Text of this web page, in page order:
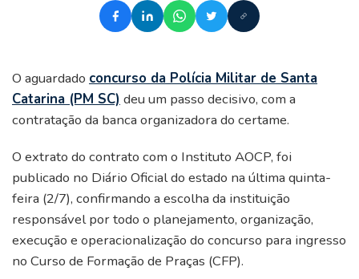
O aguardado concurso da Polícia Militar de Santa
Catarina (PM SC) deu um passo decisivo, com a
contratação da banca organizadora do certame.
O extrato do contrato com o Instituto AOCP, foi
publicado no Diário Oficial do estado na última quinta-
feira (2/7), confirmando a escolha da instituição
responsável por todo o planejamento, organização,
execução e operacionalização do concurso para ingresso
no Curso de Formação de Praças (CFP).